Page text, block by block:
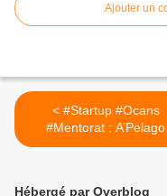
Ajouter un
< #Startup #Ocans
#Mentorat : A’Pelago
Initiative 2025 The
Hébergé par Overblog